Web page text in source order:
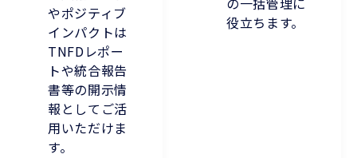
やポジティブ
インパクトは
TNFDレポー
トや統合報告
書等の開示情
報としてご活
用いただけま
す。
役立ちます。